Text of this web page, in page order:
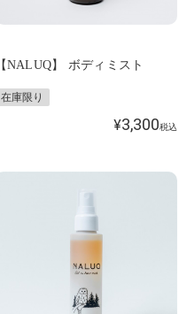
【NALUQ】 ボディミスト
在庫限り
¥3,300税込